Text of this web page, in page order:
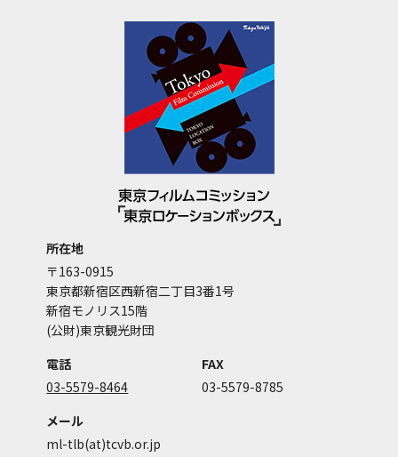
所在地
〒163-0915
東京都新宿区西新宿二丁目3番1号
新宿モノリス15階
(公財)東京観光財団
電話
03-5579-8464
FAX
03-5579-8785
メール
ml-tlb(at)tcvb.or.jp